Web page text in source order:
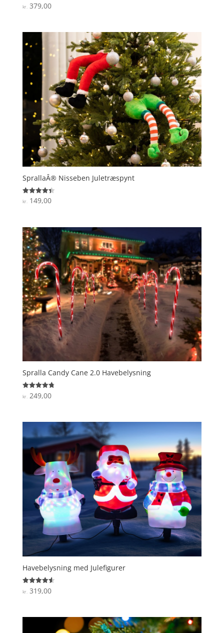
Vurderet
5
kr.379,00
SprallaÂ® Nisseben Juletræspynt
Vurderet
4.4
kr.149,00
Spralla Candy Cane 2.0 Havebelysning
Vurderet
4.8
kr.249,00
Havebelysning med Julefigurer
Vurderet
4.6
kr. 319,00